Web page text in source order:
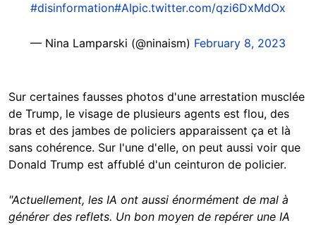
#disinformation#AIpic.twitter.com/qzi6DxMdOx
— Nina Lamparski (@ninaism) February 8, 2023
Sur certaines fausses photos d'une arrestation musclée
de Trump, le visage de plusieurs agents est flou, des
bras et des jambes de policiers apparaissent ça et là
sans cohérence. Sur l'une d'elle, on peut aussi voir que
Donald Trump est affublé d'un ceinturon de policier.
"Actuellement, les IA ont aussi énormément de mal à
générer des reflets. Un bon moyen de repérer une IA